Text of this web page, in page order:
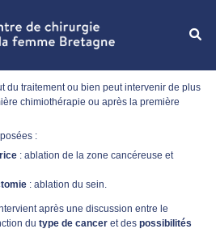
mobile
du traitement ou bien peut intervenir de plus
chimiothérapie ou après la première
:
: ablation de la zone cancéreuse et
: ablation du sein.
après une discussion entre le
du type de cancer et des possibilités